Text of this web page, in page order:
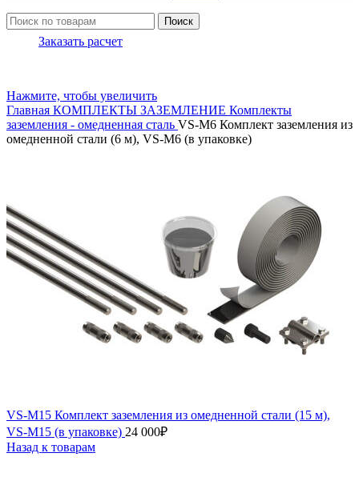
Поиск
Заказать расчет
Нажмите, чтобы увеличить
Главная КОМПЛЕКТЫ ЗАЗЕМЛЕНИЕ Комплекты
заземления - омедненная сталь VS-M6 Комплект заземления из
омедненной стали (6 м), VS-M6 (в упаковке)
VS-M15 Комплект заземления из омедненной стали (15 м),
VS-M15 (в упаковке) 24 000₽
Назад к товарам